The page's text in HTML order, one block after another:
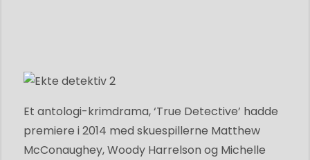
Et antologi-krimdrama, ‘True Detective’ hadde
premiere i 2014 med skuespillerne Matthew
McConaughey, Woody Harrelson og Michelle